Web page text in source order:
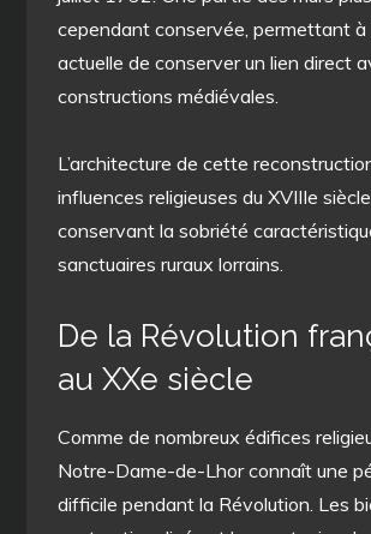
cependant conservée, permettant à
actuelle de conserver un lien direct
constructions médiévales.
L’architecture de cette
influences religieuses du XVIIIe
conservant la sobriété
sanctuaires ruraux lorrains.
De la Révolution
au XXe siècle
Comme de nombreux édifices
Notre-Dame-de-Lhor connaît une
difficile pendant la Révolution. Les